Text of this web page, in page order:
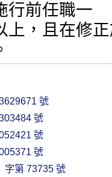
行前任職一
號
號
號
號
字第 73735 號